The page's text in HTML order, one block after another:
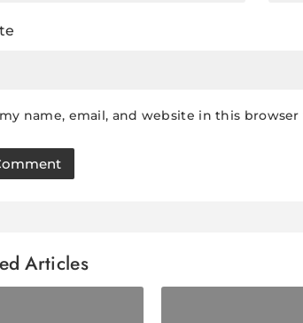
name, email, and website in this
Articles